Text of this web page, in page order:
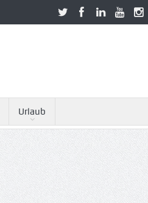
Urlaub